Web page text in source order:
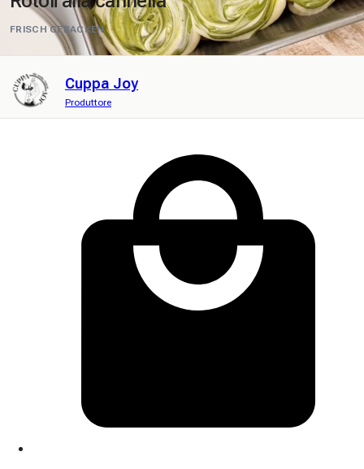
FRISCH GEBACKEN
Cuppa Joy
Produttore